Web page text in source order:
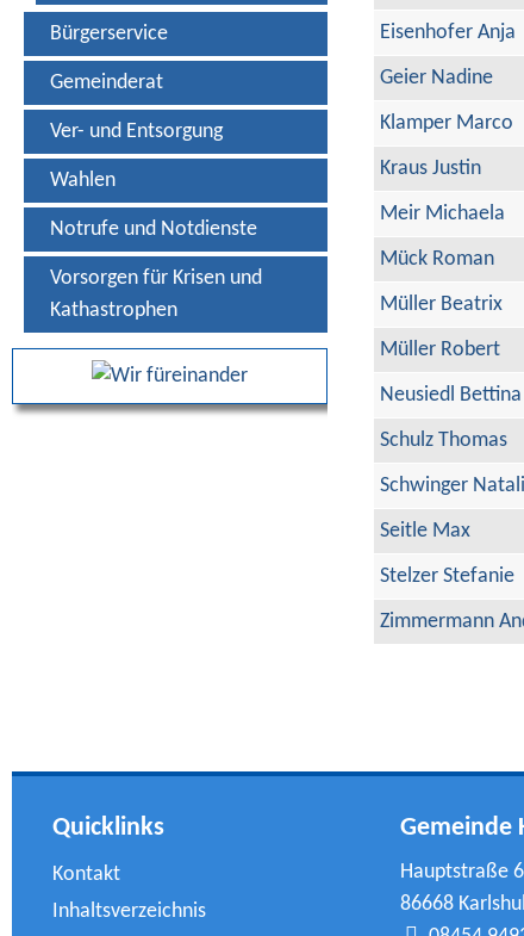
Bürgerservice
Gemeinderat
Ver- und Entsorgung
Wahlen
Notrufe und Notdienste
Vorsorgen für Krisen und
Kathastrophen
Eisenhofer Anja
Geier Nadine
Klamper Marco
Kraus Justin
Meir Michaela
Mück Roman
Müller Beatrix
Müller Robert
Neusiedl Bettina
Schulz Thomas
Schwinger
Seitle Max
Stelzer Stefanie
Zimmermann
Quicklinks
Kontakt
Inhaltsverzeichnis
Gemeinde
Hauptstraße
86668